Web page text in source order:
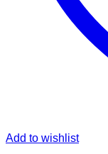
Add to wishlist